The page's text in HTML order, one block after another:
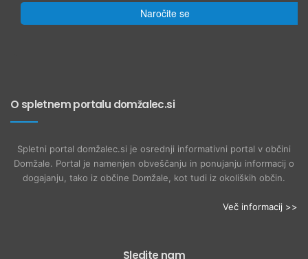
Naročite se
O spletnem portalu domžalec.si
Spletni portal domžalec.si je osrednji informativni portal v občini
Domžale. Portal je namenjen obveščanju in ponujanju informacij o
dogajanju, tako iz občine Domžale, kot tudi iz okoliških občin.
Več informacij >>
Sledite nam